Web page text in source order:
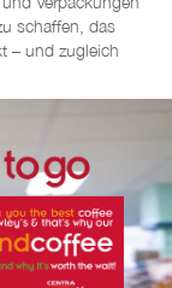
schaffen, das
– und zugleich